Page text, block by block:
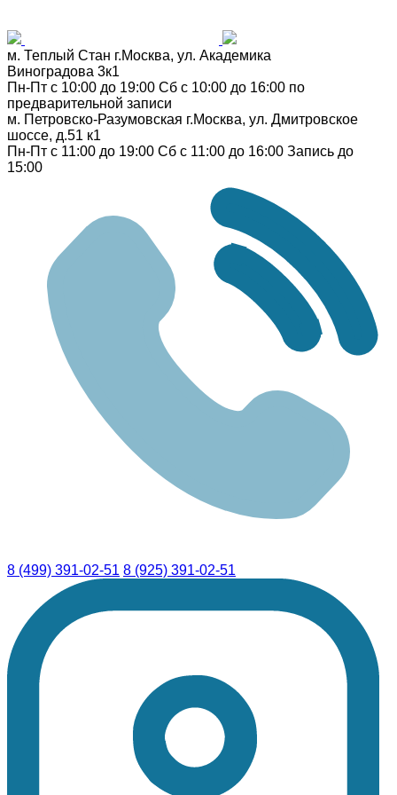
м. Теплый Стан г.Москва, ул. Академика
Виноградова 3к1
Пн-Пт с 10:00 до 19:00 Сб с 10:00 до 16:00 по
предварительной записи
м. Петровско-Разумовская г.Москва, ул. Дмитровское
шоссе, д.51 к1
Пн-Пт с 11:00 до 19:00 Сб с 11:00 до 16:00 Запись до
15:00
8 (499) 391-02-51 8 (925) 391-02-51